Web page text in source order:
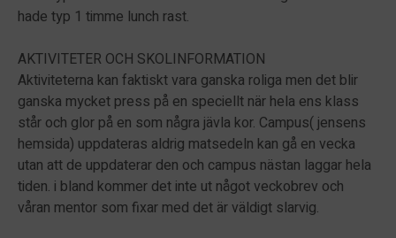
hade typ 1 timme lunch rast.
AKTIVITETER OCH SKOLINFORMATION
Aktiviteterna kan faktiskt vara ganska roliga men det blir
ganska mycket press på en speciellt när hela ens klass
står och glor på en som några jävla kor. Campus( jensens
hemsida) uppdateras aldrig matsedeln kan gå en vecka
utan att de uppdaterar den och campus nästan laggar hela
tiden. i bland kommer det inte ut något veckobrev och
våran mentor som fixar med det är väldigt slarvig.